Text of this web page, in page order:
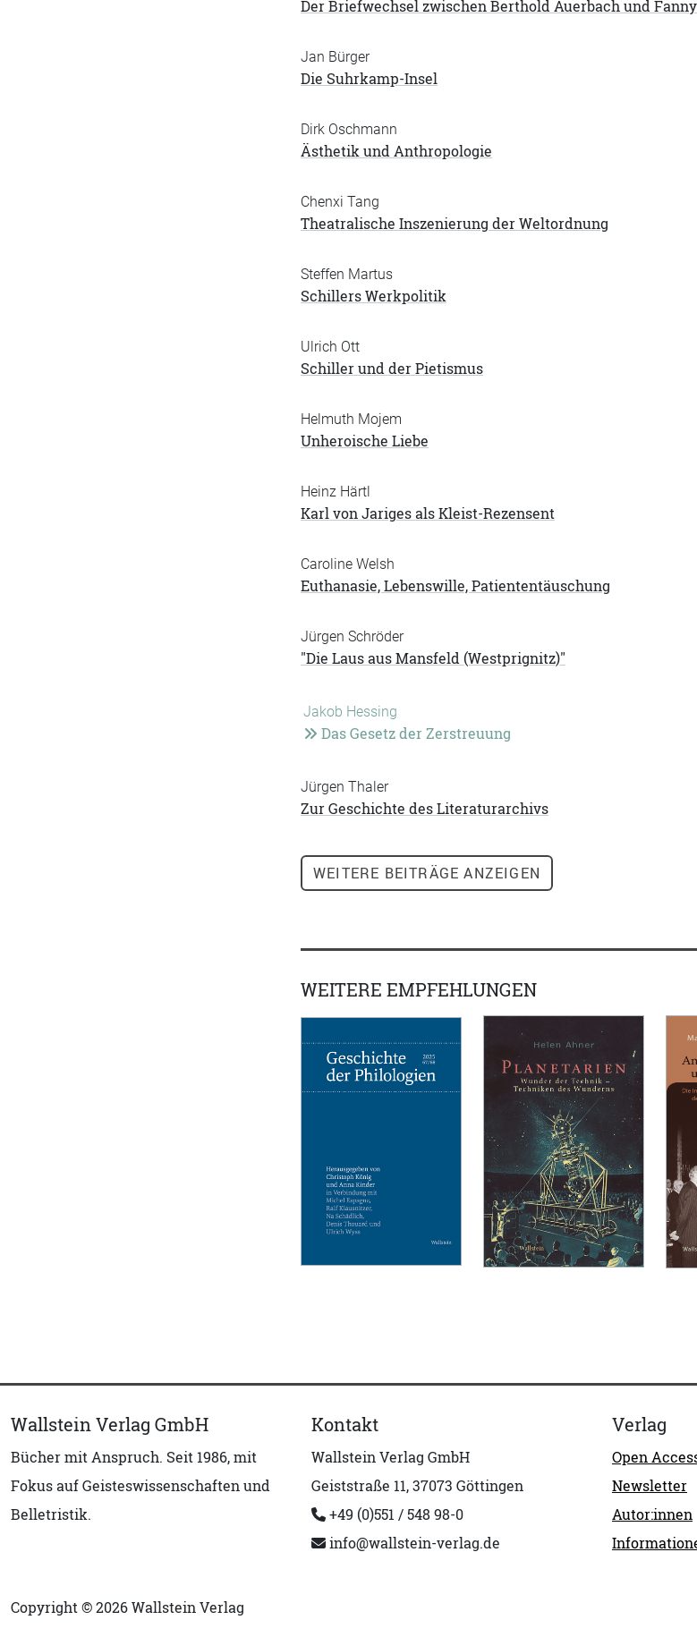
Der Briefwechsel zwischen Berthold Auerbach und
Jan Bürger
Die Suhrkamp-Insel
Dirk Oschmann
Ästhetik und Anthropologie
Chenxi Tang
Theatralische Inszenierung der Weltordnung
Steffen Martus
Schillers Werkpolitik
Ulrich Ott
Schiller und der Pietismus
Helmuth Mojem
Unheroische Liebe
Heinz Härtl
Karl von Jariges als Kleist-Rezensent
Caroline Welsh
Euthanasie, Lebenswille, Patiententäuschung
Jürgen Schröder
"Die Laus aus Mansfeld (Westprignitz)"
Jakob Hessing
Das Gesetz der Zerstreuung
Jürgen Thaler
Zur Geschichte des Literaturarchivs
WEITERE BEITRÄGE ANZEIGEN
WEITERE EMPFEHLUNGEN
Wallstein Verlag GmbH
Bücher mit Anspruch. Seit 1986, mit
Fokus auf Geisteswissenschaften und
Belletristik.
Kontakt
Wallstein Verlag GmbH
Geiststraße 11, 37073 Göttingen
+49 (0)551 / 548 98-0
info@wallstein-verlag.de
Verlag
Open
Newsletter
Autor:innen
Copyright © 2026 Wallstein Verlag